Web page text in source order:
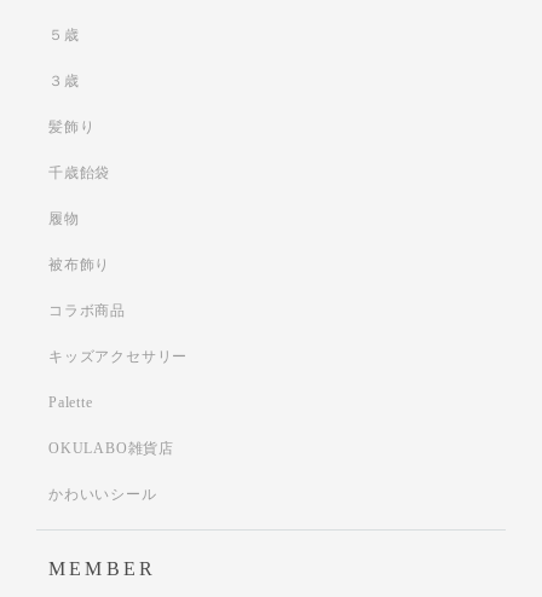
５歳
３歳
髪飾り
千歳飴袋
履物
被布飾り
コラボ商品
キッズアクセサリー
Palette
OKULABO雑貨店
かわいいシール
MEMBER